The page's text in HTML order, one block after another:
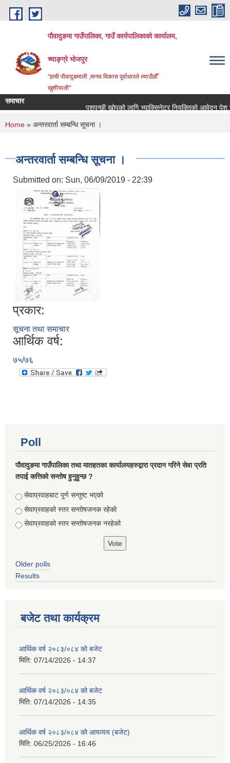
Skip to main content
पौवादुङमा गाउँपालिका, गाउँ कार्यपालिकाको कार्यालय,
च्याङ्ग्रे भोजपुर
"हामी पौवादुङमाली ,मानव विकास पूर्वाधारले ल्याउँछौँ
खुशीयाली"
समाचार
पशुपन्छी खोपको लागि भ्याक्सिनेटर नियुक्तिको आवेदन पेश गर्ने
You are here
Home » अन्तरवार्ता सम्बन्धि सूचना ।
अन्तरवार्ता सम्बन्धि सूचना ।
Submitted on: Sun, 06/09/2019 - 22:39
प्रकार:
सूचना तथा समाचार
आर्थिक वर्ष:
७५/७६
Poll
पौवादुङमा गाउँपालिका तथा मातहतका कार्यालयहरुद्वारा प्रदान गरिने सेवा प्रति
तपाई कत्तिको सन्तोष हुनुहुन्छ ?
Choices
सेवाप्रवाहबाट पूर्ण सन्तुष्ट भएको
सेवाप्रवाहको स्तर सन्तोषजनक रहेको
सेवाप्रवाहको स्तर सन्तोषजनक नरहेको
Older polls
Results
बजेट तथा कार्यक्रम
आर्थिक वर्ष २०८३/०८४ को बजेट
मिति: 07/14/2026 - 14:37
आर्थिक वर्ष २०८३/०८४ को बजेट
मिति: 07/14/2026 - 14:35
आर्थिक वर्ष २०८३/०८४ को आयव्यय (बजेट)
मिति: 06/25/2026 - 16:46